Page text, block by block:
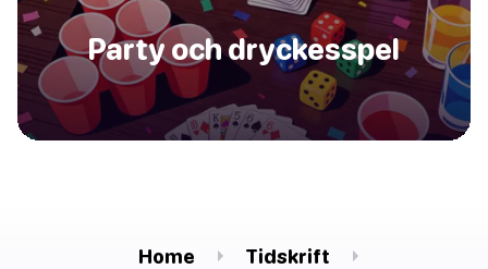
Party och dryckesspel
Home
Tidskrift